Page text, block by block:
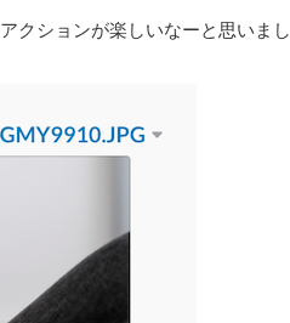
クションが楽しいなーと思いまし